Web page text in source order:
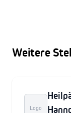
Weitere
Logo